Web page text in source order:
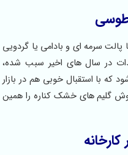
طوسی
سرمه ای و بادامی یا گردویی
در سال های اخیر سبب شده،
که با استقبال خوبی هم در بازار
گلیم های خشک کناره را همین